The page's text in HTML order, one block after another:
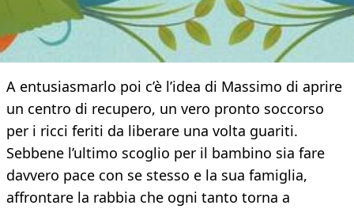
A entusiasmarlo poi c’è l’idea di Massimo di aprire
un centro di recupero, un vero pronto soccorso
per i ricci feriti da liberare una volta guariti.
Sebbene l’ultimo scoglio per il bambino sia fare
davvero pace con se stesso e la sua famiglia,
affrontare la rabbia che ogni tanto torna a